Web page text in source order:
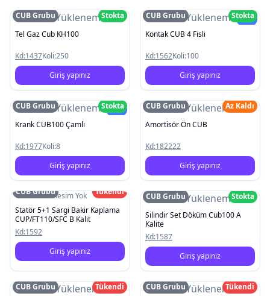
Resim Yüklenemedi
CUB Grubu
Stokta
Tel Gaz Cub KH100
Kd:1437Koli:250
Giriş yapınız
Resim YüklenemediYeni
CUB Grubu
Stokta
Kontak CUB 4 Fisli
Kd:1562Koli:100
Giriş yapınız
Resim YüklenemediYeni
CUB Grubu
Stokta
Krank CUB100 Çamlı
Kd:1977Koli:8
Giriş yapınız
Resim Yüklenemedi
CUB Grubu
Az Kaldı
Amortisör Ön CUB
Kd:182222
Giriş yapınız
Resim Yok
CUB Grubu
Tükendi
Statör 5+1 Sargi Bakir Kaplama
CUP/FT110/SFC B Kalit
Kd:1592
Giriş yapınız
Resim Yüklenemedi
CUB Grubu
Stokta
Silindir Set Döküm Cub100 A
Kalite
Kd:1587
Giriş yapınız
Resim Yüklenemedi
CUB Grubu
Tükendi
Resim Yüklenemedi
CUB Grubu
Tükendi